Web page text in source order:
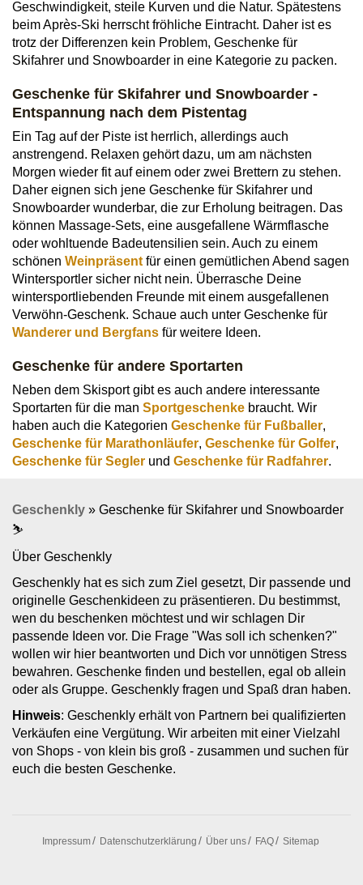
Geschwindigkeit, steile Kurven und die Natur. Spätestens
beim Après-Ski herrscht fröhliche Eintracht. Daher ist es
trotz der Differenzen kein Problem, Geschenke für
Skifahrer und Snowboarder in eine Kategorie zu packen.
Geschenke für Skifahrer und Snowboarder -
Entspannung nach dem Pistentag
Ein Tag auf der Piste ist herrlich, allerdings auch
anstrengend. Relaxen gehört dazu, um am nächsten
Morgen wieder fit auf einem oder zwei Brettern zu stehen.
Daher eignen sich jene Geschenke für Skifahrer und
Snowboarder wunderbar, die zur Erholung beitragen. Das
können Massage-Sets, eine ausgefallene Wärmflasche
oder wohltuende Badeutensilien sein. Auch zu einem
schönen Weinpräsent für einen gemütlichen Abend sagen
Wintersportler sicher nicht nein. Überrasche Deine
wintersportliebenden Freunde mit einem ausgefallenen
Verwöhn-Geschenk. Schaue auch unter Geschenke für
Wanderer und Bergfans für weitere Ideen.
Geschenke für andere Sportarten
Neben dem Skisport gibt es auch andere interessante
Sportarten für die man Sportgeschenke braucht. Wir
haben auch die Kategorien Geschenke für Fußballer,
Geschenke für Marathonläufer, Geschenke für Golfer,
Geschenke für Segler und Geschenke für Radfahrer.
Geschenkly » Geschenke für Skifahrer und Snowboarder
⛷
Über Geschenkly
Geschenkly hat es sich zum Ziel gesetzt, Dir passende und
originelle Geschenkideen zu präsentieren. Du bestimmst,
wen du beschenken möchtest und wir schlagen Dir
passende Ideen vor. Die Frage "Was soll ich schenken?"
wollen wir hier beantworten und Dich vor unnötigen Stress
bewahren. Geschenke finden und bestellen, egal ob allein
oder als Gruppe. Geschenkly fragen und Spaß dran haben.
Hinweis: Geschenkly erhält von Partnern bei qualifizierten
Verkäufen eine Vergütung. Wir arbeiten mit einer Vielzahl
von Shops - von klein bis groß - zusammen und suchen für
euch die besten Geschenke.
Impressum Datenschutzerklärung Über uns FAQ Sitemap